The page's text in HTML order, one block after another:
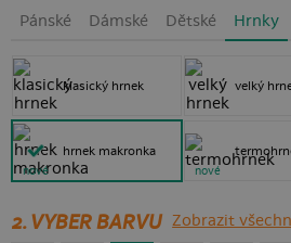
Pánské Dámské Dětské Hrnky
klasický hrnek
hrnek makronka
nové
velký
nové
2. VYBER BARVU Zobrazit